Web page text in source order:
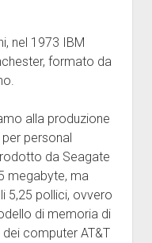
nel 1973 IBM
formato da
alla produzione
personal
da Seagate
megabyte, ma
5,25 pollici, ovvero
di memoria di
computer AT&T